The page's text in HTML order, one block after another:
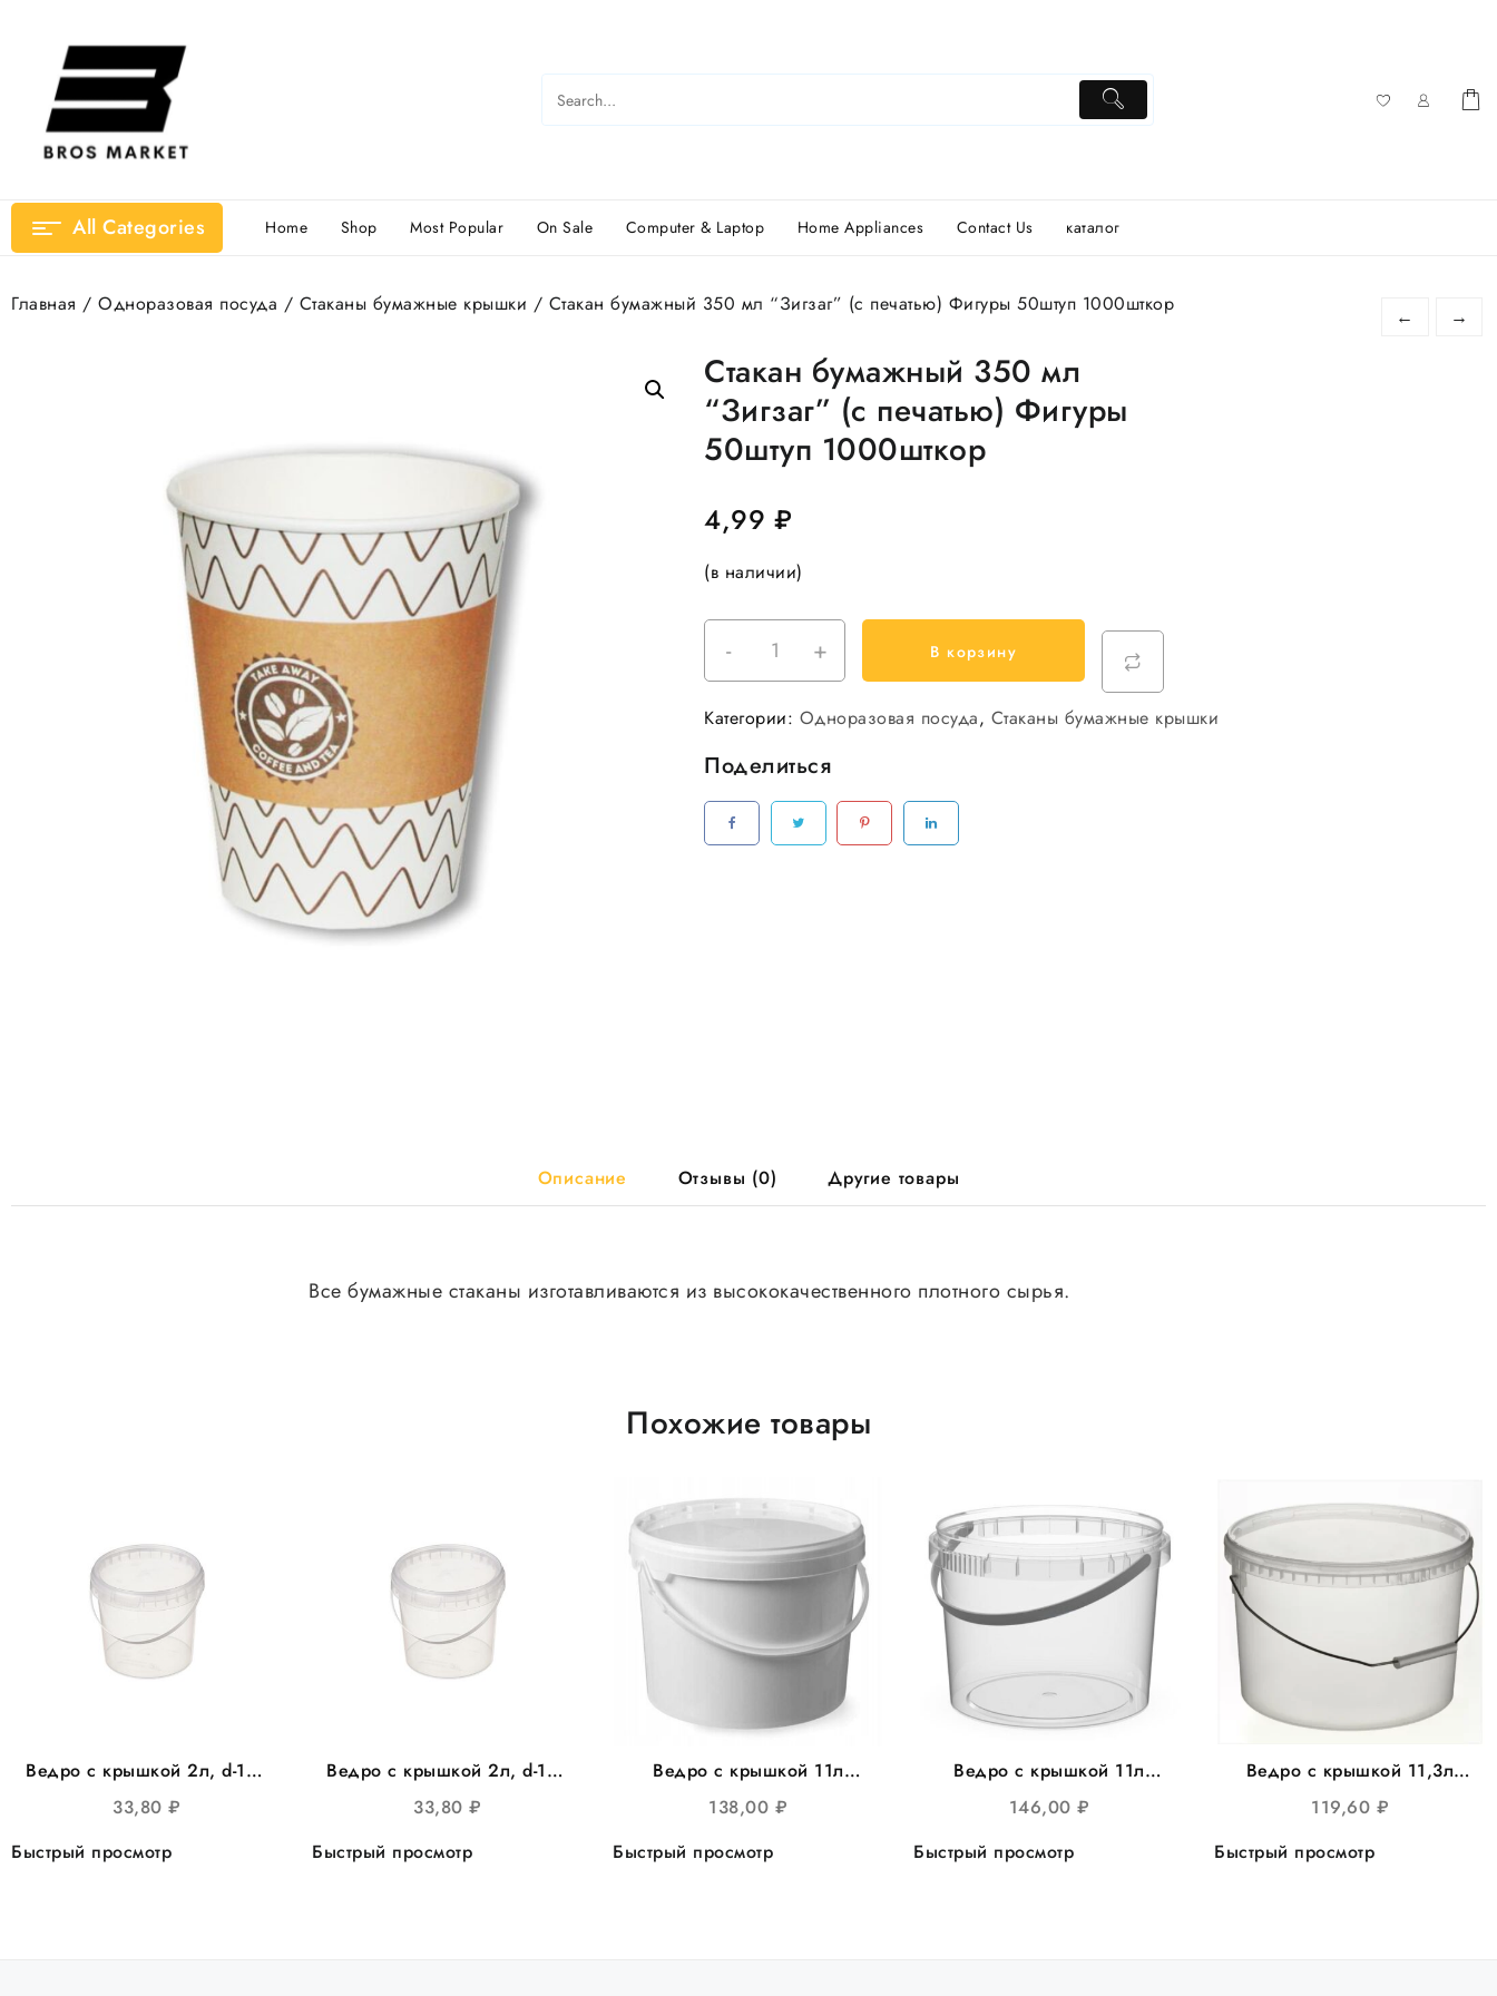
содержимому
All Categories Home Shop Most Popular On Sale Computer & Laptop Home Appliances Contact Us каталог
Главная / Одноразовая посуда / Стаканы бумажные крышки / Стакан бумажный 350 мл “Зигзаг” (с печатью) Фигуры 50штуп 1000шткор
← →
Стакан бумажный 350 мл
“Зигзаг” (с печатью) Фигуры
50штуп 1000шткор
4,99 ₽
(в наличии)
-
Количество
товара
Стакан
бумажный
350
"Зигзаг"
(с
+ В корзину
Категории: Одноразовая посуда, Стаканы бумажные крышки
Поделиться
Описание Отзывы (0) Другие товары
Все бумажные стаканы изготавливаются из высококачественного плотного сырья.
Похожие товары
Ведро с крышкой 2л, d-170
круглое 135шт/уп
33,80₽
Быстрый просмотр
Ведро с крышкой 2л, d-170
круглое 100шт/уп
33,80₽
Быстрый просмотр
Ведро с крышкой 11л
круглое белое, d=300,
20шт/уп
138,00 ₽
Быстрый просмотр
Ведро с крышкой 11л
круглое прозрачное,
d=300, 20шт/уп
146,00₽
Быстрый просмотр
Ведро с крышкой 11,3л
круглое прозрачное,
d=290, 25шт/уп
119,60 ₽
Быстрый просмотр